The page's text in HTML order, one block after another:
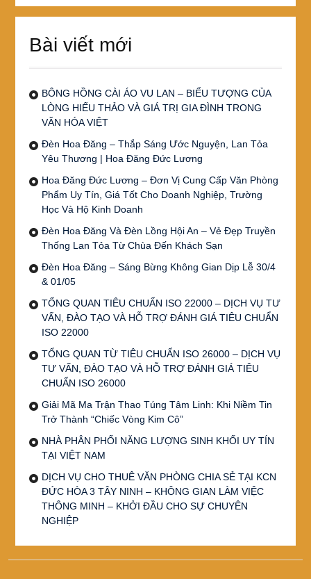
Bài viết mới
BÔNG HỒNG CÀI ÁO VU LAN – BIỂU TƯỢNG CỦA
LÒNG HIẾU THẢO VÀ GIÁ TRỊ GIA ĐÌNH TRONG
VĂN HÓA VIỆT
Đèn Hoa Đăng – Thắp Sáng Ước Nguyện, Lan Tỏa
Yêu Thương | Hoa Đăng Đức Lương
Hoa Đăng Đức Lương – Đơn Vị Cung Cấp Văn Phòng
Phẩm Uy Tín, Giá Tốt Cho Doanh Nghiệp, Trường
Học Và Hộ Kinh Doanh
Đèn Hoa Đăng Và Đèn Lồng Hội An – Vẻ Đẹp Truyền
Thống Lan Tỏa Từ Chùa Đến Khách Sạn
Đèn Hoa Đăng – Sáng Bừng Không Gian Dịp Lễ 30/4
& 01/05
TỔNG QUAN TIÊU CHUẨN ISO 22000 – DỊCH VỤ TƯ
VẤN, ĐÀO TẠO VÀ HỖ TRỢ ĐÁNH GIÁ TIÊU CHUẨN
ISO 22000
TỔNG QUAN TỪ TIÊU CHUẨN ISO 26000 – DỊCH VỤ
TƯ VẤN, ĐÀO TẠO VÀ HỖ TRỢ ĐÁNH GIÁ TIÊU
CHUẨN ISO 26000
Giải Mã Ma Trận Thao Túng Tâm Linh: Khi Niềm Tin
Trở Thành “Chiếc Vòng Kim Cô”
NHÀ PHÂN PHỐI NĂNG LƯỢNG SINH KHỐI UY TÍN
TẠI VIỆT NAM
DỊCH VỤ CHO THUÊ VĂN PHÒNG CHIA SẺ TẠI KCN
ĐỨC HÒA 3 TÂY NINH – KHÔNG GIAN LÀM VIỆC
THÔNG MINH – KHỞI ĐẦU CHO SỰ CHUYÊN
NGHIỆP